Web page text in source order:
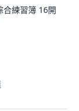
合練習簿 16開